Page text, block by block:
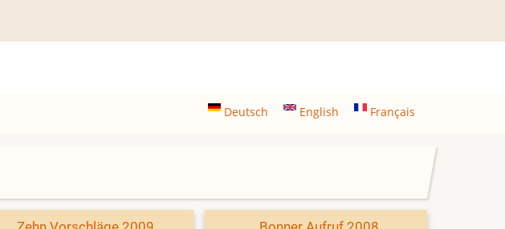
Deutsch English Français